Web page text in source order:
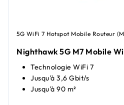
5G WiFi 7 Hotspot Mobile Routeur
Nighthawk 5G M7 Mobile
Technologie WiFi 7
Jusqu'à 3,6 Gbit/s
Jusqu'à 90 m²